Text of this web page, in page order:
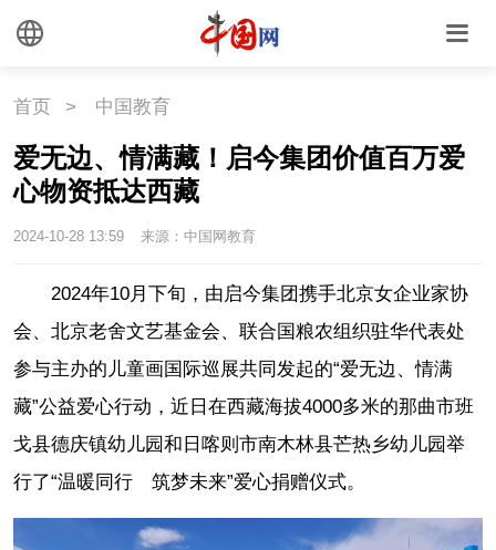
首页 > 中国教育
爱无边、情满藏！启今集团价值百万爱
心物资抵达西藏
2024-10-28 13:59 来源：中国网教育
2024年10月下旬，由启今集团携手北京女企业家协
会、北京老舍文艺基金会、联合国粮农组织驻华代表处
参与主办的儿童画国际巡展共同发起的“爱无边、情满
藏”公益爱心行动，近日在西藏海拔4000多米的那曲市班
戈县德庆镇幼儿园和日喀则市南木林县芒热乡幼儿园举
行了“温暖同行 筑梦未来”爱心捐赠仪式。